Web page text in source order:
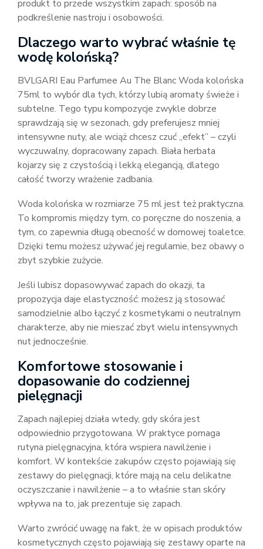
produkt to przede wszystkim zapach: sposób na
podkreślenie nastroju i osobowości.
Dlaczego warto wybrać właśnie tę
wodę kolońską?
BVLGARI Eau Parfumee Au The Blanc Woda kolońska
75ml to wybór dla tych, którzy lubią aromaty świeże i
subtelne. Tego typu kompozycje zwykle dobrze
sprawdzają się w sezonach, gdy preferujesz mniej
intensywne nuty, ale wciąż chcesz czuć „efekt” – czyli
wyczuwalny, dopracowany zapach. Biała herbata
kojarzy się z czystością i lekką elegancją, dlatego
całość tworzy wrażenie zadbania.
Woda kolońska w rozmiarze 75 ml jest też praktyczna.
To kompromis między tym, co poręczne do noszenia, a
tym, co zapewnia długą obecność w domowej toaletce.
Dzięki temu możesz używać jej regularnie, bez obawy o
zbyt szybkie zużycie.
Jeśli lubisz dopasowywać zapach do okazji, ta
propozycja daje elastyczność: możesz ją stosować
samodzielnie albo łączyć z kosmetykami o neutralnym
charakterze, aby nie mieszać zbyt wielu intensywnych
nut jednocześnie.
Komfortowe stosowanie i
dopasowanie do codziennej
pielęgnacji
Zapach najlepiej działa wtedy, gdy skóra jest
odpowiednio przygotowana. W praktyce pomaga
rutyna pielęgnacyjna, która wspiera nawilżenie i
komfort. W kontekście zakupów często pojawiają się
zestawy do pielęgnacji, które mają na celu delikatne
oczyszczanie i nawilżenie – a to właśnie stan skóry
wpływa na to, jak prezentuje się zapach.
Warto zwrócić uwagę na fakt, że w opisach produktów
kosmetycznych często pojawiają się zestawy oparte na